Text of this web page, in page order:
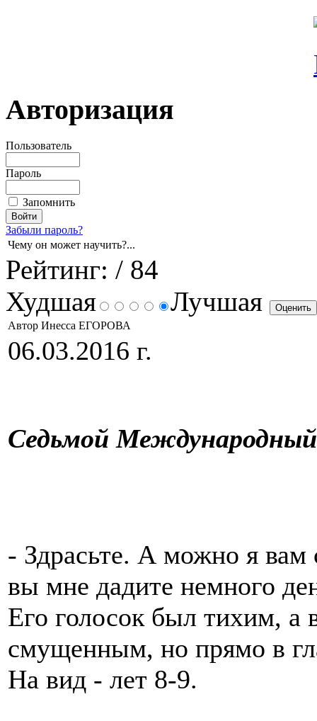
Авторизация
Пользователь
Пароль
Запомнить
Забыли пароль?
Чему он может научить?...
Рейтинг: / 84
Худшая
Лучшая
Автор Инесса ЕГОРОВА
06.03.2016 г.
Седьмой Международный
- Здрасьте. А можно я вам
вы мне дадите немного
Его голосок был тихим, а
смущенным, но прямо в
На вид - лет 8-9.